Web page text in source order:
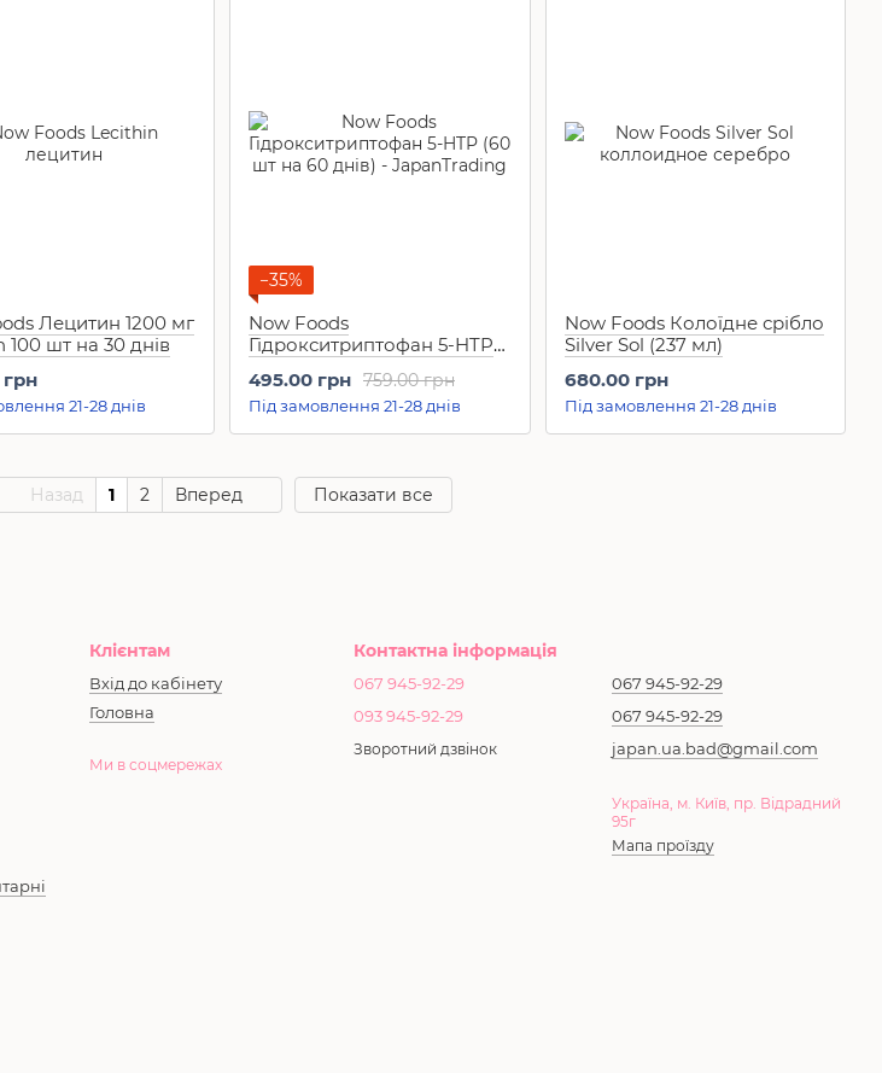
Лецитин 1200 мг
100 шт на 30 днів
21-28 днів
−35%
Now Foods
Гідрокситриптофан 5-HTP
759.00 грн
495.00 грн
Під замовлення 21-28 днів
Now Foods Колоїдне срібло
Silver Sol (237 мл)
680.00 грн
Під замовлення 21-28 днів
Назад 1 2 Вперед Показати все
Клієнтам
Вхід до кабінету
Головна
Ми в соцмережах
Контактна інформація
067 945-92-29
093 945-92-29
Зворотний дзвінок
067 945-92-29
067 945-92-29
japan.ua.bad@gmail.com
Україна, м. Київ, пр. Відрадний
95г
Мапа проїзду